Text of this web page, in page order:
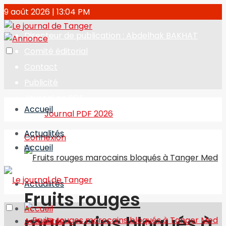
9 août 2026 | 13:04 PM
Directeur de publication : Abdelhak BAKHAT
Journal PDF 2026
Connexion
Accueil
Actualités
Fruits rouges
Accueil
Actualités
Accueil
Actualités